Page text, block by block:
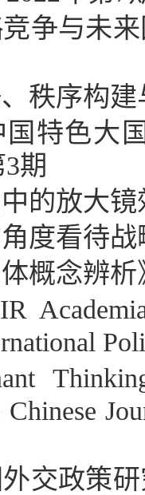
竞争与未
、秩序构
国特色大
3期
中的放大
角度看待
体概念辨
外交政策